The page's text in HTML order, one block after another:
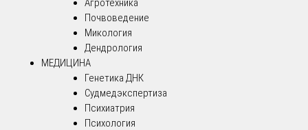
Почвоведение
Микология
Дендрология
МЕДИЦИНА
Генетика ДНК
Судмедэкспертиза
Психиатрия
Психология